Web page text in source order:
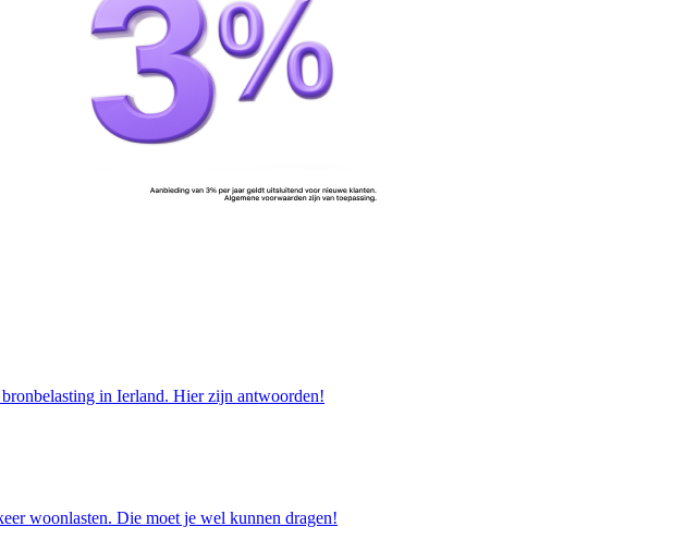
in Ierland. Hier zijn antwoorden!
woonlasten. Die moet je wel kunnen dragen!